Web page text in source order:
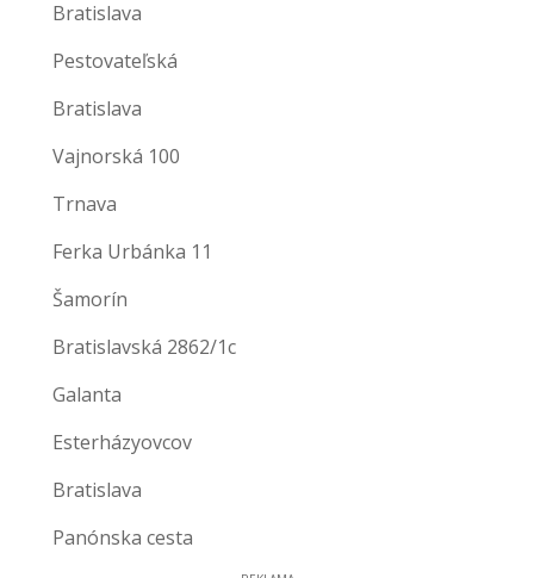
Bratislava
Pestovateľská
Bratislava
Vajnorská 100
Trnava
Ferka Urbánka 11
Šamorín
Bratislavská 2862/1c
Galanta
Esterházyovcov
Bratislava
Panónska cesta